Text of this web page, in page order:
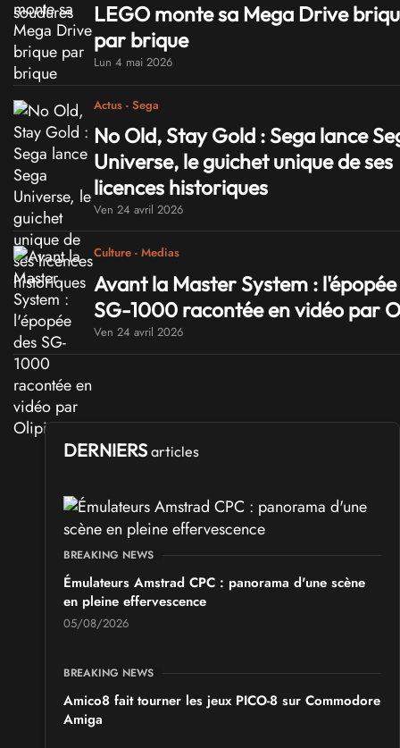
LEGO monte sa Mega Drive
par brique
Lun 4 mai 2026
Actus - Sega
No Old, Stay Gold : Sega lance
Universe, le guichet unique de ses
licences historiques
Ven 24 avril 2026
Culture - Medias
Avant la Master System : l'épopée
SG-1000 racontée en vidéo par
Ven 24 avril 2026
DERNIERS articles
BREAKING NEWS
Émulateurs Amstrad CPC : panorama d'une scène
en pleine effervescence
05/08/2026
BREAKING NEWS
Amico8 fait tourner les jeux PICO-8 sur Commodore
Amiga